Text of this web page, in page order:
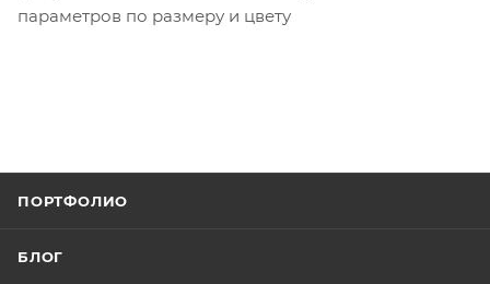
параметров по размеру и цвету
ПОРТФОЛИО
БЛОГ